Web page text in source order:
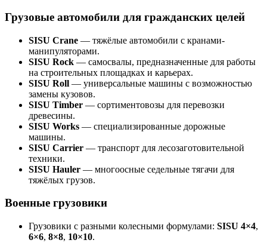
Грузовые автомобили для гражданских целей
SISU Crane — тяжёлые автомобили с кранами-
манипуляторами.
SISU Rock — самосвалы, предназначенные для работы
на строительных площадках и карьерах.
SISU Roll — универсальные машины с возможностью
замены кузовов.
SISU Timber — сортиментовозы для перевозки
древесины.
SISU Works — специализированные дорожные
машины.
SISU Carrier — транспорт для лесозаготовительной
техники.
SISU Hauler — многоосные седельные тягачи для
тяжёлых грузов.
Военные грузовики
Грузовики с разными колесными формулами: SISU 4×4,
6×6, 8×8, 10×10.